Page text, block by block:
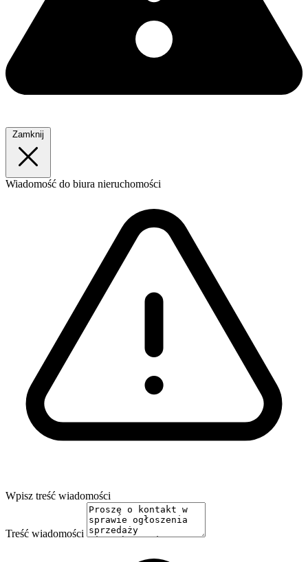
Zamknij
Wiadomość do biura nieruchomości
Wpisz treść wiadomości
Treść wiadomości